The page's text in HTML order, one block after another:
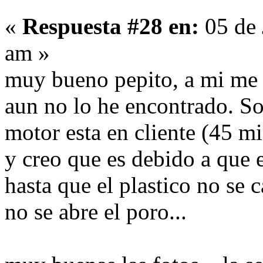
« Respuesta #28 en: 05
am »
muy bueno pepito, a mi
aun no lo he encontrado.
motor esta en cliente (45
y creo que es debido a
hasta que el plastico no se
no se abre el poro...